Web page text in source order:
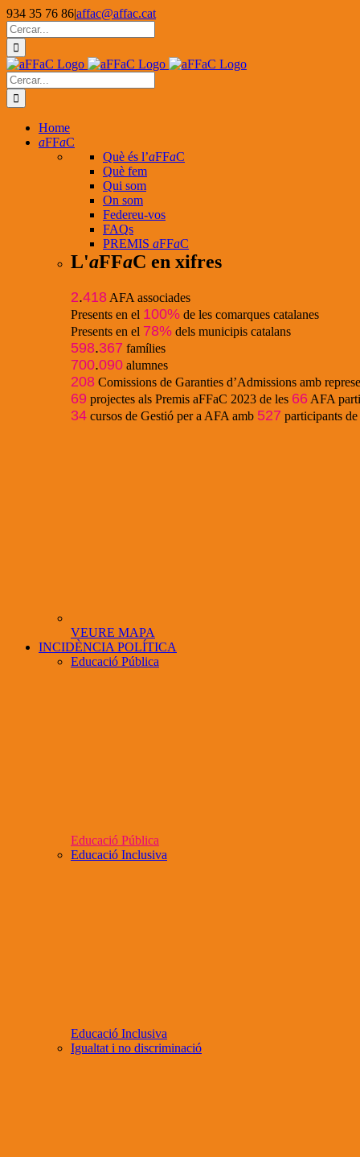
Skip
to
content
934 35 76 86|affac@affac.cat
Facebook
X
YouTube
Cerca
…
Cerca
…
Home
aFFaC
Què és l’aFFaC
Què fem
Qui som
On som
Federeu-vos
FAQs
PREMIS aFFaC
L'aFFaC en xifres
2.418 AFA associades
Presents en el 100% de les comarques catalanes
Presents en el 78% dels municipis catalans
598.367 famílies
700.090 alumnes
208 Comissions de Garanties d’Admissions amb
69 projectes als Premis aFFaC 2023 de les 66 AFA
34 cursos de Gestió per a AFA amb 527 participants de
VEURE MAPA
INCIDÈNCIA POLÍTICA
Educació Pública
Educació Pública
Educació Inclusiva
Educació Inclusiva
Igualtat i no discriminació